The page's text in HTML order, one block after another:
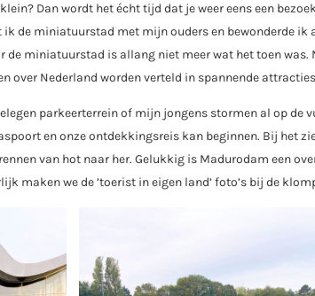
Dan wordt het écht tijd dat je weer eens een
de miniatuurstad met mijn ouders en bewonderde ik
de miniatuurstad is allang niet meer wat het toen was.
over Nederland worden verteld in spannende
parkeerterrein of mijn jongens stormen al op de
en onze ontdekkingsreis kan beginnen. Bij het
van hot naar her. Gelukkig is Madurodam een
maken we de ’toerist in eigen land’ foto’s bij de